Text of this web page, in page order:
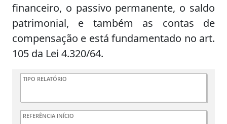
financeiro, o passivo permanente, o saldo
patrimonial, e também as contas de
compensação e está fundamentado no art.
105 da Lei 4.320/64.